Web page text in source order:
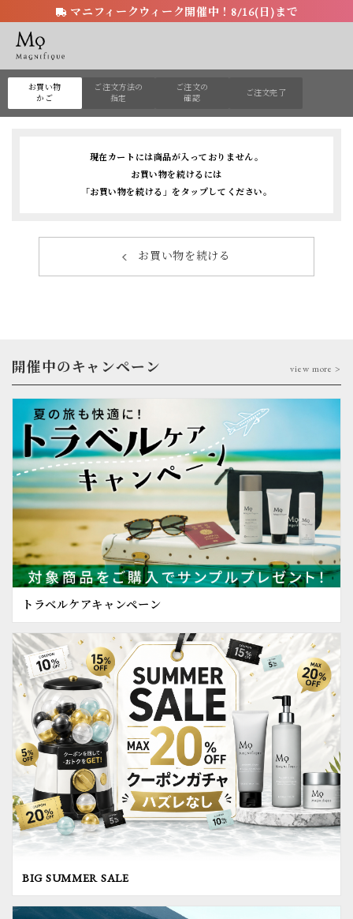
マニフィークウィーク開催中！8/16(日)まで
お買い物
かご
ご注文方法の
指定
ご注文の
確認
ご注文完了
現在カートには商品が入っておりません。
お買い物を続けるには
「お買い物を続ける」をタップしてください。
お買い物を続ける
開催中のキャンペーン view more >
トラベルケアキャンペーン
BIG SUMMER SALE